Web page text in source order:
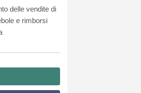
di euro
delle vendite di
e rimborsi